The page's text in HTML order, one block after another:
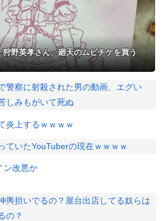
野英孝さん、廻天のムビチケを買う
警察に射殺された男の動画、エグい
しみもがいて死ぬ
炎上するｗｗｗｗ
ていたYouTuberの現在ｗｗｗｗ
ン改悪か
輿担いでるの？屋台出店してる奴らは
の？